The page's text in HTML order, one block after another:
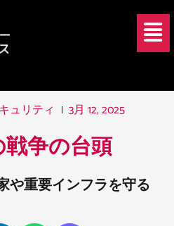
メ
ニ
ュ
ュリティ 3月 12, 2025
争の台頭
や重要インフラを守る